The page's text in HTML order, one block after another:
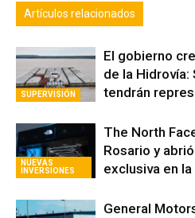
Artículos relacionados
SUPERVISIÓN
El gobierno
de la Hidrovía:
tendrán
NUEVAS
INVERSIONES
The North
Rosario y
exclusiva en
General